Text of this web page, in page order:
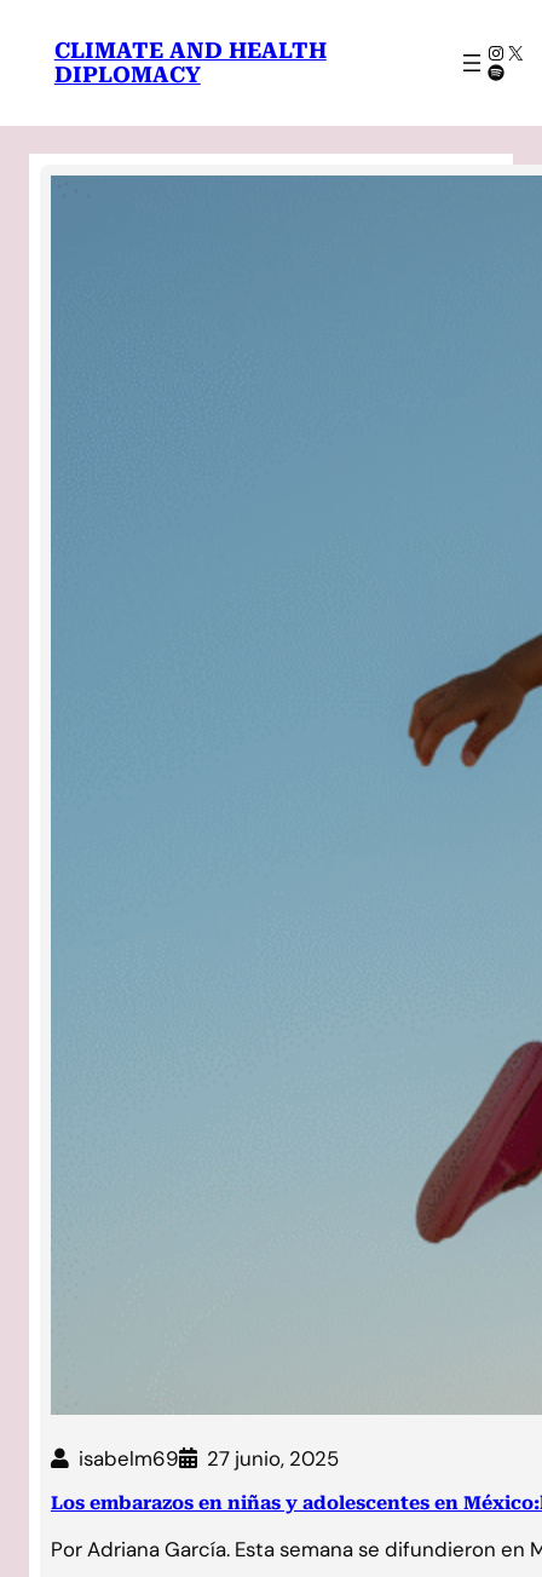
CLIMATE AND HEALTH
DIPLOMACY
isabelm69 27 junio, 2025
Los embarazos en niñas y adolescentes en
Por Adriana García. Esta semana se difundieron en